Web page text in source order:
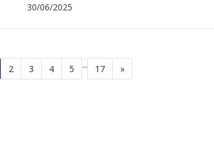
30/06/2025
2 3 4 5 ... 17 »